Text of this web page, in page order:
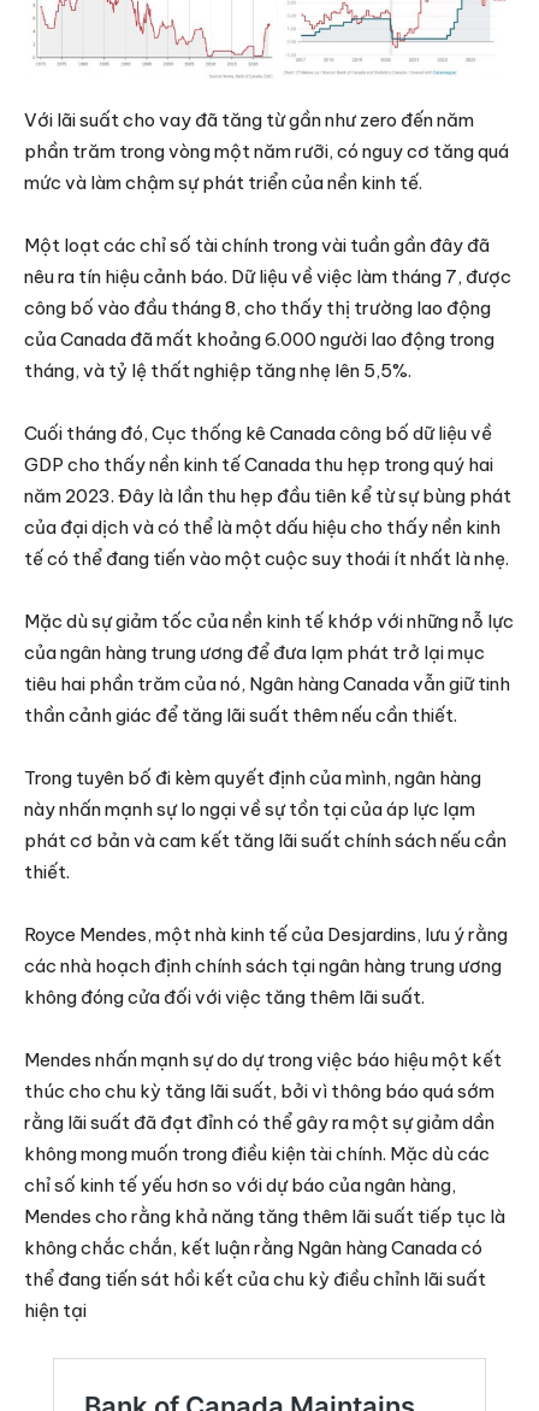
Với lãi suất cho vay đã tăng từ gần như zero đến năm
phần trăm trong vòng một năm rưỡi, có nguy cơ tăng quá
mức và làm chậm sự phát triển của nền kinh tế.
Một loạt các chỉ số tài chính trong vài tuần gần đây đã
nêu ra tín hiệu cảnh báo. Dữ liệu về việc làm tháng 7, được
công bố vào đầu tháng 8, cho thấy thị trường lao động
của Canada đã mất khoảng 6.000 người lao động trong
tháng, và tỷ lệ thất nghiệp tăng nhẹ lên 5,5%.
Cuối tháng đó, Cục thống kê Canada công bố dữ liệu về
GDP cho thấy nền kinh tế Canada thu hẹp trong quý hai
năm 2023. Đây là lần thu hẹp đầu tiên kể từ sự bùng phát
của đại dịch và có thể là một dấu hiệu cho thấy nền kinh
tế có thể đang tiến vào một cuộc suy thoái ít nhất là nhẹ.
Mặc dù sự giảm tốc của nền kinh tế khớp với những nỗ lực
của ngân hàng trung ương để đưa lạm phát trở lại mục
tiêu hai phần trăm của nó, Ngân hàng Canada vẫn giữ tinh
thần cảnh giác để tăng lãi suất thêm nếu cần thiết.
Trong tuyên bố đi kèm quyết định của mình, ngân hàng
này nhấn mạnh sự lo ngại về sự tồn tại của áp lực lạm
phát cơ bản và cam kết tăng lãi suất chính sách nếu cần
thiết.
Royce Mendes, một nhà kinh tế của Desjardins, lưu ý rằng
các nhà hoạch định chính sách tại ngân hàng trung ương
không đóng cửa đối với việc tăng thêm lãi suất.
Mendes nhấn mạnh sự do dự trong việc báo hiệu một kết
thúc cho chu kỳ tăng lãi suất, bởi vì thông báo quá sớm
rằng lãi suất đã đạt đỉnh có thể gây ra một sự giảm dần
không mong muốn trong điều kiện tài chính. Mặc dù các
chỉ số kinh tế yếu hơn so với dự báo của ngân hàng,
Mendes cho rằng khả năng tăng thêm lãi suất tiếp tục là
không chắc chắn, kết luận rằng Ngân hàng Canada có
thể đang tiến sát hồi kết của chu kỳ điều chỉnh lãi suất
hiện tại